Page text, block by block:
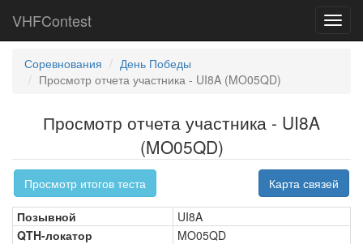
VHFContest
Соревнования
День Победы
Просмотр отчета участника - UI8A (MO05QD)
Просмотр отчета участника - UI8A
(MO05QD)
Просмотр итогов теста Карта связей
Позывной
UI8A
QTH-локатор
MO05QD